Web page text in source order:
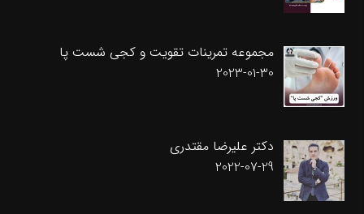
مجموعه تمرینات تقویت و کجی شست پا
2023-01-30
دکتر علیرضا مقتدری
2022-07-29